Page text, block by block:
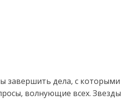
завершить дела, с которыми
волнующие всех.